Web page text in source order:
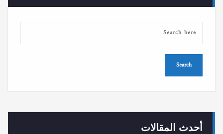
أحدث المقالات